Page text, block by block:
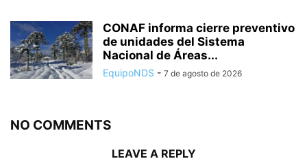
CONAF informa cierre preventivo
de unidades del Sistema
Nacional de Áreas...
EquipoNDS - 7 de agosto de 2026
NO COMMENTS
LEAVE A REPLY